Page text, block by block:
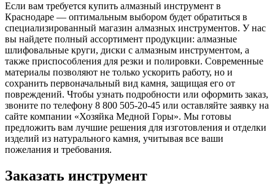
Если вам требуется купить алмазный инструмент в
Краснодаре — оптимальным выбором будет обратиться в
специализированный магазин алмазных инструментов. У нас
вы найдете полный ассортимент продукции: алмазные
шлифовальные круги, диски с алмазным инструментом, а
также приспособления для резки и полировки. Современные
материалы позволяют не только ускорить работу, но и
сохранить первоначальный вид камня, защищая его от
повреждений. Чтобы узнать подробности или оформить заказ,
звоните по телефону 8 800 505-20-45 или оставляйте заявку на
сайте компании «Хозяйка Медной Горы». Мы готовы
предложить вам лучшие решения для изготовления и отделки
изделий из натурального камня, учитывая все ваши
пожелания и требования.
Заказать инструмент